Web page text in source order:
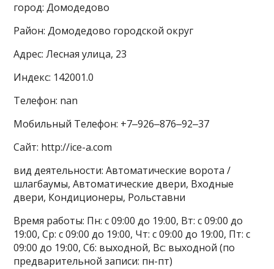
город: Домодедово
Район: Домодедово городской округ
Адрес: Лесная улица, 23
Индекс: 142001.0
Телефон: nan
Мобильный Телефон: +7‒926‒876‒92‒37
Сайт: http://ice-a.com
вид деятельности: Автоматические ворота /
шлагбаумы, Автоматические двери, Входные
двери, Кондиционеры, Рольставни
Время работы: Пн: с 09:00 до 19:00, Вт: с 09:00 до
19:00, Ср: с 09:00 до 19:00, Чт: с 09:00 до 19:00, Пт: с
09:00 до 19:00, Сб: выходной, Вс: выходной (по
предварительной записи: пн-пт)